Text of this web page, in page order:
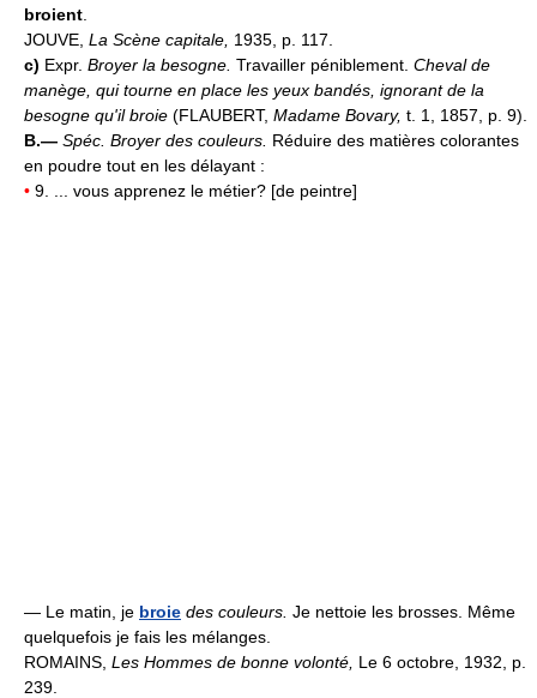
broient
JOUVE, La Scène capitale, 1935, p. 117.
c) Expr. Broyer la besogne. Travailler péniblement. Cheval de
manège, qui tourne en place les yeux bandés, ignorant de la
besogne qu'il broie (FLAUBERT, Madame Bovary, t. 1, 1857, p. 9).
B.— Spéc. Broyer des couleurs. Réduire des matières colorantes
en poudre tout en les délayant :
• 9. ... vous apprenez le métier? [de peintre]
— Le matin, je broie des couleurs. Je nettoie les brosses. Même
quelquefois je fais les mélanges.
ROMAINS, Les Hommes de bonne volonté, Le 6 octobre, 1932, p.
239.